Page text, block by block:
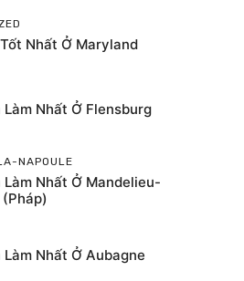
Nhất Ở Maryland
Làm Nhất Ở Flensburg
NAPOULE
Làm Nhất Ở Mandelieu-
Nhất Ở Aubagne